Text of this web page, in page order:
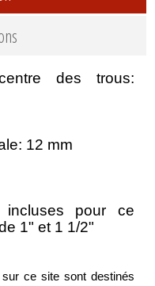
des trous:
12 mm
pour ce
1" et 1 1/2"
ce site sont destinés